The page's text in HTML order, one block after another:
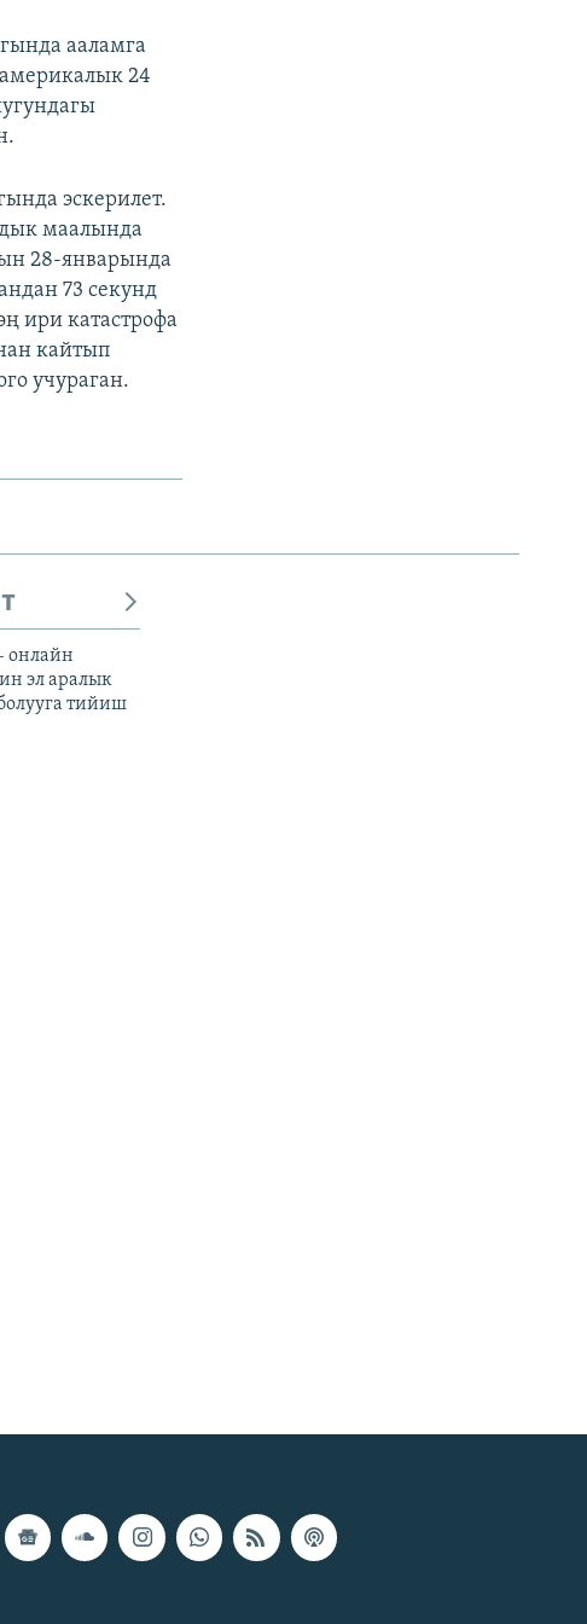
ааламга
24
эскерилет.
маалында
28-январында
73 секунд
ири катастрофа
кайтып
учураган.
онлайн
эл аралык
тийиш